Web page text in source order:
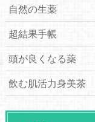
自然の生薬
超結果手帳
頭が良くなる薬
飲む肌活力身美茶